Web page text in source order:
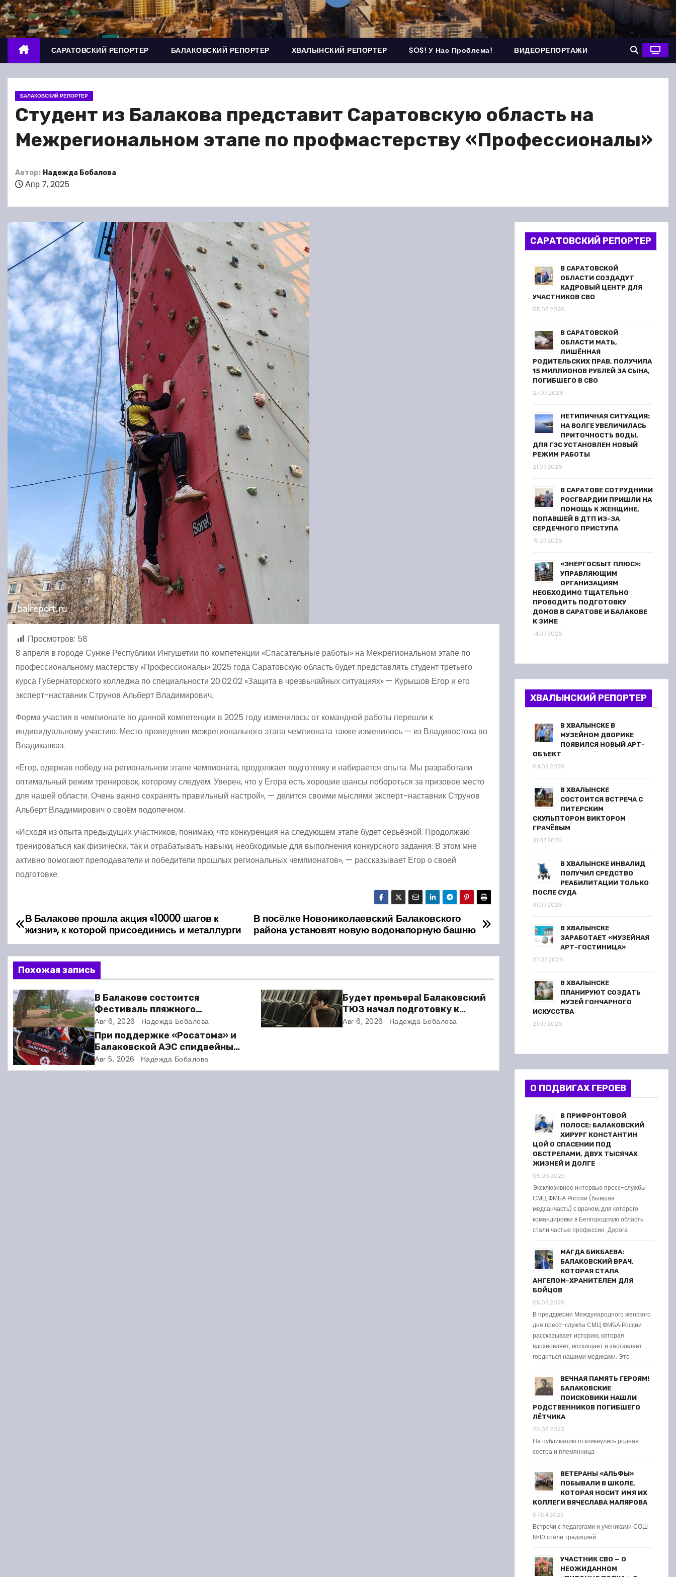
о
м
у
САРАТОВСКИЙ РЕПОРТЕР БАЛАКОВСКИЙ РЕПОРТЕР ХВАЛЫНСКИЙ РЕПОРТЕР SOS! У Нас Проблема! ВИДЕОРЕПОРТАЖИ
БАЛАКОВСКИЙ РЕПОРТЕР
Студент из Балакова представит Саратовскую область на
Межрегиональном этапе по профмастерству «Профессионалы»
Автор: Надежда Бобалова
Апр 7, 2025
Просмотров: 58
8 апреля в городе Сунже Республики Ингушетии по компетенции «Спасательные работы» на Межрегиональном этапе по
профессиональному мастерству «Профессионалы» 2025 года Саратовскую область будет представлять студент третьего
курса Губернаторского колледжа по специальности 20.02.02 «Защита в чрезвычайных ситуациях» — Курышов Егор и его
эксперт-наставник Струнов Альберт Владимирович.
Форма участия в чемпионате по данной компетенции в 2025 году изменилась: от командной работы перешли к
индивидуальному участию. Место проведения межрегионального этапа чемпионата также изменилось — из Владивостока во
Владикавказ.
«Егор, одержав победу на региональном этапе чемпионата, продолжает подготовку и набирается опыта. Мы разработали
оптимальный режим тренировок, которому следуем. Уверен, что у Егора есть хорошие шансы побороться за призовое место
для нашей области. Очень важно сохранять правильный настрой», — делится своими мыслями эксперт-наставник Струнов
Альберт Владимирович о своём подопечном.
«Исходя из опыта предыдущих участников, понимаю, что конкуренция на следующем этапе будет серьёзной. Продолжаю
тренироваться как физически, так и отрабатывать навыки, необходимые для выполнения конкурсного задания. В этом мне
активно помогают преподаватели и победители прошлых региональных чемпионатов», — рассказывает Егор о своей
подготовке.
Н
а
в
и
г
а
ц
и
В посёлке Новониколаевский Балаковского
района установят новую водонапорную башню
В Балакове прошла акция «10000 шагов к
жизни», к которой присоединись и металлурги
Похожая запись
В Балакове состоится
Фестиваль пляжного
волейбола
Авг 6, 2026 Надежда Бобалова
Будет премьера! Балаковский
ТЮЗ начал подготовку к
новому театральному сезону
Авг 6, 2026 Надежда Бобалова
При поддержке «Росатома» и
Балаковской АЭС спидвейный
клуб «Турбина» обновил
материально-техническую
Авг 5, 2026 Надежда Бобалова
САРАТОВСКИЙ РЕПОРТЕР
В САРАТОВСКОЙ
ОБЛАСТИ СОЗДАДУТ
КАДРОВЫЙ ЦЕНТР ДЛЯ
УЧАСТНИКОВ СВО
05.08.2026
В САРАТОВСКОЙ
ОБЛАСТИ МАТЬ,
ЛИШЁННАЯ
РОДИТЕЛЬСКИХ ПРАВ, ПОЛУЧИЛА
15 МИЛЛИОНОВ РУБЛЕЙ ЗА СЫНА,
ПОГИБШЕГО В СВО
27.07.2026
НЕТИПИЧНАЯ СИТУАЦИЯ:
НА ВОЛГЕ УВЕЛИЧИЛАСЬ
ПРИТОЧНОСТЬ ВОДЫ,
ДЛЯ ГЭС УСТАНОВЛЕН НОВЫЙ
РЕЖИМ РАБОТЫ
21.07.2026
В САРАТОВЕ СОТРУДНИКИ
РОСГВАРДИИ ПРИШЛИ НА
ПОМОЩЬ К ЖЕНЩИНЕ,
ПОПАВШЕЙ В ДТП ИЗ-ЗА
СЕРДЕЧНОГО ПРИСТУПА
15.07.2026
«ЭНЕРГОСБЫТ ПЛЮС»:
УПРАВЛЯЮЩИМ
ОРГАНИЗАЦИЯМ
НЕОБХОДИМО ТЩАТЕЛЬНО
ПРОВОДИТЬ ПОДГОТОВКУ
ДОМОВ В САРАТОВЕ И БАЛАКОВЕ
К ЗИМЕ
14.07.2026
ХВАЛЫНСКИЙ РЕПОРТЕР
В ХВАЛЫНСКЕ В
МУЗЕЙНОМ ДВОРИКЕ
ПОЯВИЛСЯ НОВЫЙ АРТ-
ОБЪЕКТ
04.08.2026
В ХВАЛЫНСКЕ
СОСТОИТСЯ ВСТРЕЧА С
ПИТЕРСКИМ
СКУЛЬПТОРОМ ВИКТОРОМ
ГРАЧЁВЫМ
31.07.2026
В ХВАЛЫНСКЕ ИНВАЛИД
ПОЛУЧИЛ СРЕДСТВО
РЕАБИЛИТАЦИИ ТОЛЬКО
ПОСЛЕ СУДА
31.07.2026
В ХВАЛЫНСКЕ
ЗАРАБОТАЕТ «МУЗЕЙНАЯ
АРТ-ГОСТИНИЦА»
27.07.2026
В ХВАЛЫНСКЕ
ПЛАНИРУЮТ СОЗДАТЬ
МУЗЕЙ ГОНЧАРНОГО
ИСКУССТВА
21.07.2026
О ПОДВИГАХ ГЕРОЕВ
В ПРИФРОНТОВОЙ
ПОЛОСЕ: БАЛАКОВСКИЙ
ХИРУРГ КОНСТАНТИН
ЦОЙ О СПАСЕНИИ ПОД
ОБСТРЕЛАМИ, ДВУХ ТЫСЯЧАХ
ЖИЗНЕЙ И ДОЛГЕ
05.06.2025
Эксклюзивное интервью пресс-службы
СМЦ ФМБА России (бывшая
медсанчасть) с врачом, для которого
командировки в Белгородскую область
стали частью профессии. Дорога …
МАГДА БИКБАЕВА:
БАЛАКОВСКИЙ ВРАЧ,
КОТОРАЯ СТАЛА
АНГЕЛОМ-ХРАНИТЕЛЕМ ДЛЯ
БОЙЦОВ
05.03.2025
В преддверии Международного женского
дня пресс-служба СМЦ ФМБА России
рассказывает историю, которая
вдохновляет, восхищает и заставляет
гордиться нашими медиками. Это …
ВЕЧНАЯ ПАМЯТЬ ГЕРОЯМ!
БАЛАКОВСКИЕ
ПОИСКОВИКИ НАШЛИ
РОДСТВЕННИКОВ ПОГИБШЕГО
ЛЁТЧИКА
26.08.2023
На публикацию откликнулись родная
сестра и племянница
ВЕТЕРАНЫ «АЛЬФЫ»
ПОБЫВАЛИ В ШКОЛЕ,
КОТОРАЯ НОСИТ ИМЯ ИХ
КОЛЛЕГИ ВЯЧЕСЛАВА МАЛЯРОВА
07.04.2023
Встречи с педагогами и учениками СОШ
№10 стали традицией
УЧАСТНИК СВО — О
НЕОЖИДАННОМ